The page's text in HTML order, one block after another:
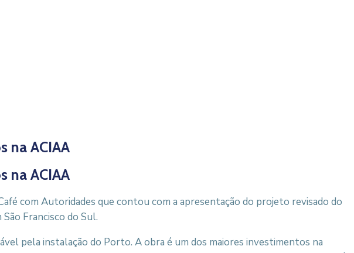
na ACIAA
na ACIAA
com Autoridades que contou com a apresentação do projeto revisado do
Francisco do Sul.
pela instalação do Porto. A obra é um dos maiores investimentos na